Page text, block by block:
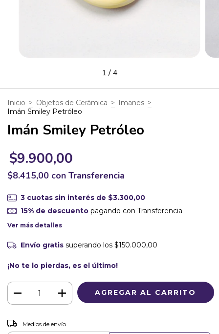
1/4
Inicio > Objetos de Cerámica > Imanes >
Imán Smiley Petróleo
Imán Smiley Petróleo
$9.900,00
$8.415,00 con Transferencia
3 cuotas sin interés de $3.300,00
15% de descuentopagando con Transferencia
Ver más detalles
Envío gratis superando los $150.000,00
¡No te lo pierdas, es el último!
Entregas para el CP:
Medios de envío